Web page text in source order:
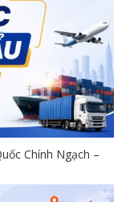
Chính Ngạch –